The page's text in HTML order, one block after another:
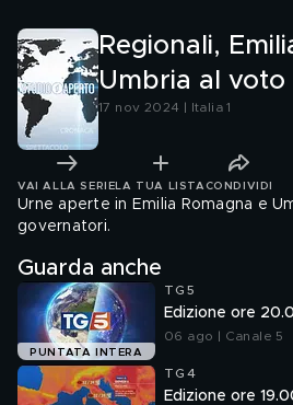
Regionali,
Umbria al voto
17 nov 2024 | Italia 1
VAI ALLA SERIE LA TUA LISTA CONDIVIDI
Urne aperte in Emilia Romagna e
governatori.
Guarda anche
PUNTATA INTERA
TG5
Edizione ore
06 ago | Canale 5
TG4
Edizione ore